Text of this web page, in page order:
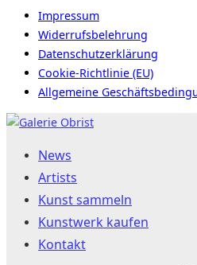
Impressum
Widerrufsbelehrung
Datenschutzerklärung
Cookie-Richtlinie (EU)
Allgemeine
Zum
springenNews
Artists
Kunst sammeln
Kunstwerk kaufen
Kontakt